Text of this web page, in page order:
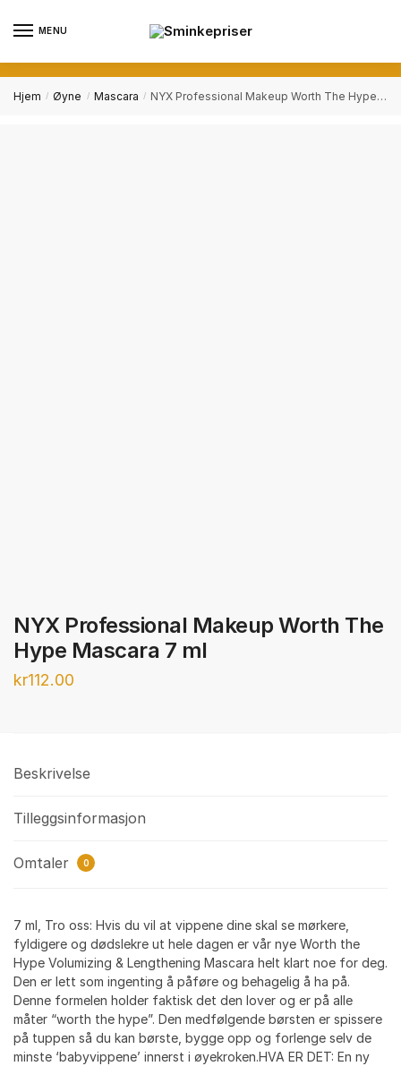
MENU
Hjem / Øyne / Mascara / NYX Professional Makeup Worth The Hype Mascara 7 ml
NYX Professional Makeup Worth The
Hype Mascara 7 ml
kr112.00
Beskrivelse
Tilleggsinformasjon
Omtaler 0
7 ml, Tro oss: Hvis du vil at vippene dine skal se mørkere,
fyldigere og dødslekre ut hele dagen er vår nye Worth the
Hype Volumizing & Lengthening Mascara helt klart noe for deg.
Den er lett som ingenting å påføre og behagelig å ha på.
Denne formelen holder faktisk det den lover og er på alle
måter “worth the hype”. Den medfølgende børsten er spissere
på tuppen så du kan børste, bygge opp og forlenge selv de
minste ‘babyvippene’ innerst i øyekroken.HVA ER DET: En ny